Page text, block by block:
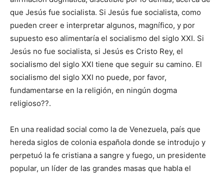
que Jesús fue socialista. Si Jesús fue socialista, como
pueden creer e interpretar algunos, magnífico, y por
supuesto eso alimentaría el socialismo del siglo XXI. Si
Jesús no fue socialista, si Jesús es Cristo Rey, el
socialismo del siglo XXI tiene que seguir su camino. El
socialismo del siglo XXI no puede, por favor,
fundamentarse en la religión, en ningún dogma
religioso??.
En una realidad social como la de Venezuela, país que
hereda siglos de colonia española donde se introdujo y
perpetuó la fe cristiana a sangre y fuego, un presidente
popular, un líder de las grandes masas que habla el